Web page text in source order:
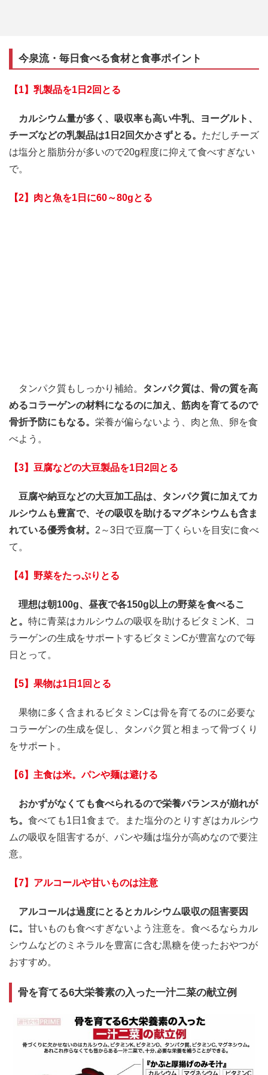
今泉流・毎日食べる食材と食事ポイント
【1】乳製品を1日2回とる
カルシウム量が多く、吸収率も高い牛乳、ヨーグルト、
チーズなどの乳製品は1日2回欠かさずとる。 ただしチーズ
は塩分と脂肪分が多いので20g程度に抑えて食べすぎない
で。
【2】肉と魚を1日に60～80gとる
タンパク質もしっかり補給。 タンパク質は、骨の質を高
めるコラーゲンの材料になるのに加え、筋肉を育てるので
骨折予防にもなる。 栄養が偏らないよう、肉と魚、卵を食
べよう。
【3】豆腐などの大豆製品を1日2回とる
豆腐や納豆などの大豆加工品は、タンパク質に加えてカ
ルシウムも豊富で、その吸収を助けるマグネシウムも含ま
れている優秀食材。 2～3日で豆腐一丁くらいを目安に食べ
て。
【4】野菜をたっぷりとる
理想は朝100g、昼夜で各150g以上の野菜を食べるこ
と。 特に青菜はカルシウムの吸収を助けるビタミンK、コ
ラーゲンの生成をサポートするビタミンCが豊富なので毎
日とって。
【5】果物は1日1回とる
果物に多く含まれるビタミンCは骨を育てるのに必要な
コラーゲンの生成を促し、タンパク質と相まって骨づくり
をサポート。
【6】主食は米。パンや麺は避ける
おかずがなくても食べられるので栄養バランスが崩れが
ち。 食べても1日1食まで。また塩分のとりすぎはカルシウ
ムの吸収を阻害するが、パンや麺は塩分が高めなので要注
意。
【7】アルコールや甘いものは注意
アルコールは過度にとるとカルシウム吸収の阻害要因
に。 甘いものも食べすぎないよう注意を。食べるならカル
シウムなどのミネラルを豊富に含む黒糖を使ったおやつが
おすすめ。
骨を育てる6大栄養素の入った一汁二菜の献立例